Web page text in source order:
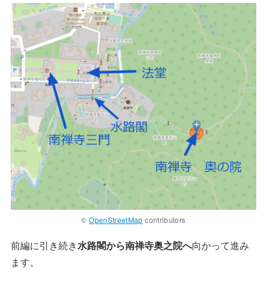
©OpenStreetMap contributors
前編に引き続き水路閣から南禅寺奥之院へ向かって進み
ます。